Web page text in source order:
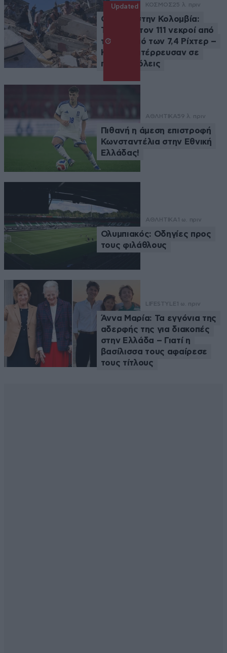
Updated ΚΟΣΜΟΣ25 λ. πριν
Θρήνος στην Κολομβία:
Τουλάχιστον 111 νεκροί από
τον σεισμό των 7,4 Ρίχτερ –
Κτήρια κατέρρευσαν σε
πολλές πόλεις
ΑΘΛΗΤΙΚΑ59 λ. πριν
Πιθανή η άμεση επιστροφή
Κωνσταντέλια στην Εθνική
Ελλάδας!
ΑΘΛΗΤΙΚΑ 1 ω. πριν
Ολυμπιακός: Οδηγίες προς
τους φιλάθλους
LIFESTYLE 1 ω. πριν
Άννα Μαρία: Τα εγγόνια της
αδερφής της για διακοπές
στην Ελλάδα – Γιατί η
βασίλισσα τους αφαίρεσε
τους τίτλους